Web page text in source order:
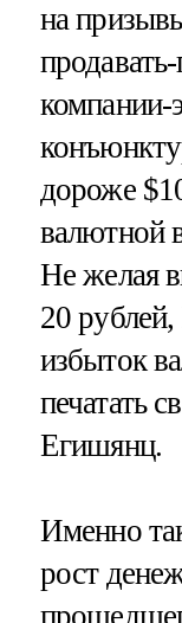
на
компании-
дороже
валютной
Не желая
20
избыток
печатать
Егишянц.
Именно
рост